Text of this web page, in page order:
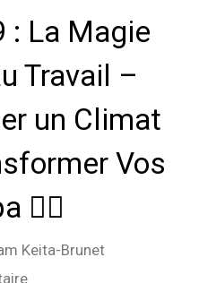
: La Magie
Travail –
un Climat
Vos
🧘‍♀️
Keita-Brunet